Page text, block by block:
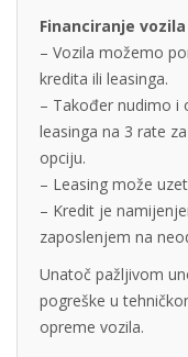
Financiranje vozila
– Vozila možemo
kredita ili leasinga.
– Također nudimo i
leasinga na 3 rate
opciju.
– Leasing može
– Kredit je
zaposlenjem na
Unatoč pažljivom
pogreške u
opreme vozila.